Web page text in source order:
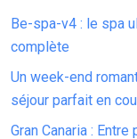
Be-spa-v4 : le spa
complète
Un week-end
séjour parfait en
Gran Canaria :